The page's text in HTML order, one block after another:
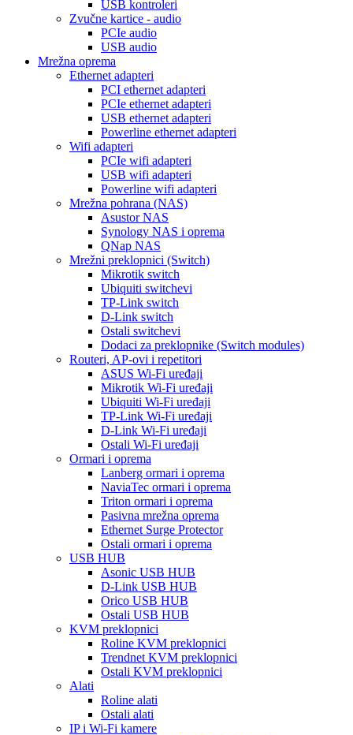
USB kontroleri
Zvučne kartice - audio
PCIe audio
USB audio
Mrežna oprema
Ethernet adapteri
PCI ethernet adapteri
PCIe ethernet adapteri
USB ethernet adapteri
Powerline ethernet adapteri
Wifi adapteri
PCIe wifi adapteri
USB wifi adapteri
Powerline wifi adapteri
Mrežna pohrana (NAS)
Asustor NAS
Synology NAS i oprema
QNap NAS
Mrežni preklopnici (Switch)
Mikrotik switch
Ubiquiti switchevi
TP-Link switch
D-Link switch
Ostali switchevi
Dodaci za preklopnike (Switch modules)
Routeri, AP-ovi i repetitori
ASUS Wi-Fi uređaji
Mikrotik Wi-Fi uređaji
Ubiquiti Wi-Fi uređaji
TP-Link Wi-Fi uređaji
D-Link Wi-Fi uređaji
Ostali Wi-Fi uređaji
Ormari i oprema
Lanberg ormari i oprema
NaviaTec ormari i oprema
Triton ormari i oprema
Pasivna mrežna oprema
Ethernet Surge Protector
Ostali ormari i oprema
USB HUB
Asonic USB HUB
D-Link USB HUB
Orico USB HUB
Ostali USB HUB
KVM preklopnici
Roline KVM preklopnici
Trendnet KVM preklopnici
Ostali KVM preklopnici
Alati
Roline alati
Ostali alati
IP i Wi-Fi kamere